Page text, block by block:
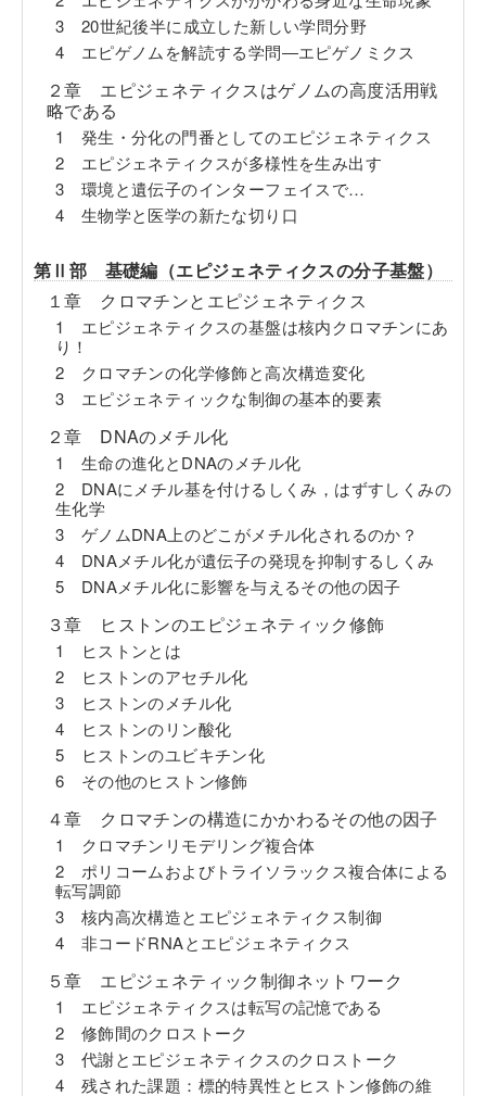
3 20世紀後半に成立した新しい学問分野
4 エピゲノムを解読する学問―エピゲノミクス
２章 エピジェネティクスはゲノムの高度活用戦
略である
1 発生・分化の門番としてのエピジェネティクス
2 エピジェネティクスが多様性を生み出す
3 環境と遺伝子のインターフェイスで…
4 生物学と医学の新たな切り口
第Ⅱ部 基礎編（エピジェネティクスの分子基盤）
１章 クロマチンとエピジェネティクス
1 エピジェネティクスの基盤は核内クロマチンにあ
り！
2 クロマチンの化学修飾と高次構造変化
3 エピジェネティックな制御の基本的要素
２章 DNAのメチル化
1 生命の進化とDNAのメチル化
2 DNAにメチル基を付けるしくみ，はずすしくみの
生化学
3 ゲノムDNA上のどこがメチル化されるのか？
4 DNAメチル化が遺伝子の発現を抑制するしくみ
5 DNAメチル化に影響を与えるその他の因子
３章 ヒストンのエピジェネティック修飾
1 ヒストンとは
2 ヒストンのアセチル化
3 ヒストンのメチル化
4 ヒストンのリン酸化
5 ヒストンのユビキチン化
6 その他のヒストン修飾
４章 クロマチンの構造にかかわるその他の因子
1 クロマチンリモデリング複合体
2 ポリコームおよびトライソラックス複合体による
転写調節
3 核内高次構造とエピジェネティクス制御
4 非コードRNAとエピジェネティクス
５章 エピジェネティック制御ネットワーク
1 エピジェネティクスは転写の記憶である
2 修飾間のクロストーク
3 代謝とエピジェネティクスのクロストーク
4 残された課題：標的特異性とヒストン修飾の維